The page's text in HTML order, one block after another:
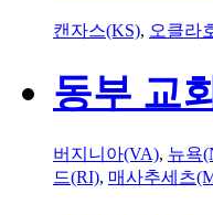
캔자스(KS), 오클라
동부 교회
버지니아(VA), 뉴욕
드(RI), 매사추세츠